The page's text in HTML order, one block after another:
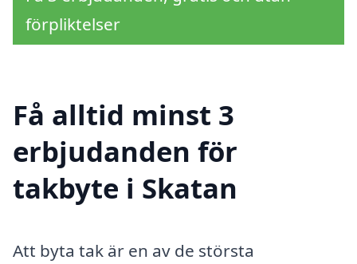
förpliktelser
Få alltid minst 3
erbjudanden för
takbyte i Skatan
Att byta tak är en av de största